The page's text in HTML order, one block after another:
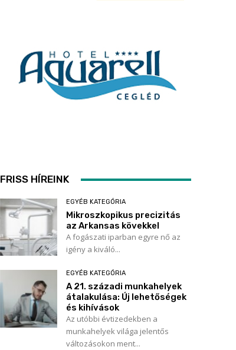
FRISS HÍREINK
EGYÉB KATEGÓRIA
Mikroszkopikus precizitás
az Arkansas kövekkel
A fogászati iparban egyre nő az
igény a kiváló...
EGYÉB KATEGÓRIA
A 21. századi munkahelyek
átalakulása: Új lehetőségek
és kihívások
Az utóbbi évtizedekben a
munkahelyek világa jelentős
változásokon ment...